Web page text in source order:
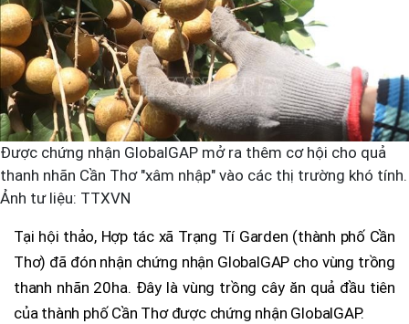
Được chứng nhận GlobalGAP mở ra thêm cơ hội cho quả
thanh nhãn Cần Thơ "xâm nhập" vào các thị trường khó tính.
Ảnh tư liệu: TTXVN
Tại hội thảo, Hợp tác xã Trạng Tí Garden (thành phố Cần
Thơ) đã đón nhận chứng nhận GlobalGAP cho vùng trồng
thanh nhãn 20ha. Đây là vùng trồng cây ăn quả đầu tiên
của thành phố Cần Thơ được chứng nhận GlobalGAP.